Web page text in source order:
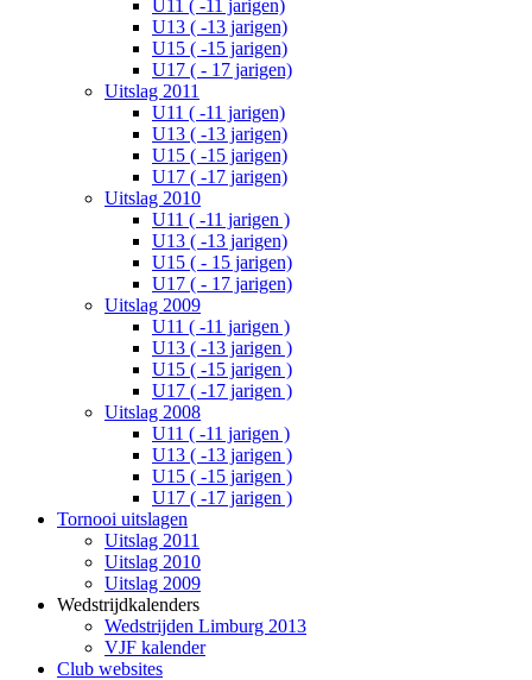
U11 ( -11 jarigen)
U13 ( -13 jarigen)
U15 ( -15 jarigen)
U17 ( - 17 jarigen)
Uitslag 2011
U11 ( -11 jarigen)
U13 ( -13 jarigen)
U15 ( -15 jarigen)
U17 ( -17 jarigen)
Uitslag 2010
U11 ( -11 jarigen )
U13 ( -13 jarigen)
U15 ( - 15 jarigen)
U17 ( - 17 jarigen)
Uitslag 2009
U11 ( -11 jarigen )
U13 ( -13 jarigen )
U15 ( -15 jarigen )
U17 ( -17 jarigen )
Uitslag 2008
U11 ( -11 jarigen )
U13 ( -13 jarigen )
U15 ( -15 jarigen )
U17 ( -17 jarigen )
Tornooi uitslagen
Uitslag 2011
Uitslag 2010
Uitslag 2009
Wedstrijdkalenders
Wedstrijden Limburg 2013
VJF kalender
Club websites